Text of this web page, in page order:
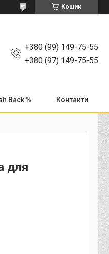
Кошик
+380 (99) 149-75-55
+380 (97) 149-75-55
Back % Контакти
для